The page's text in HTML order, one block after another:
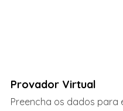
Provador Virtual
Preencha os dados